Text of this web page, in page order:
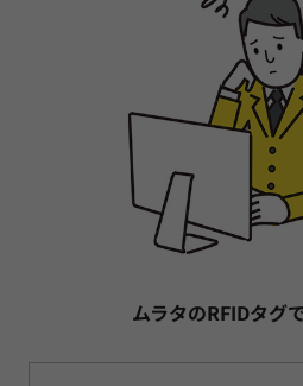
ムラタのRFIDタグ